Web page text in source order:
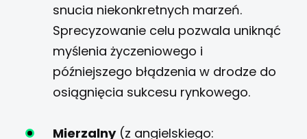
snucia niekonkretnych marzeń.
Sprecyzowanie celu pozwala uniknąć
myślenia życzeniowego i
późniejszego błądzenia w drodze do
osiągnięcia sukcesu rynkowego.
Mierzalny(z angielskiego: